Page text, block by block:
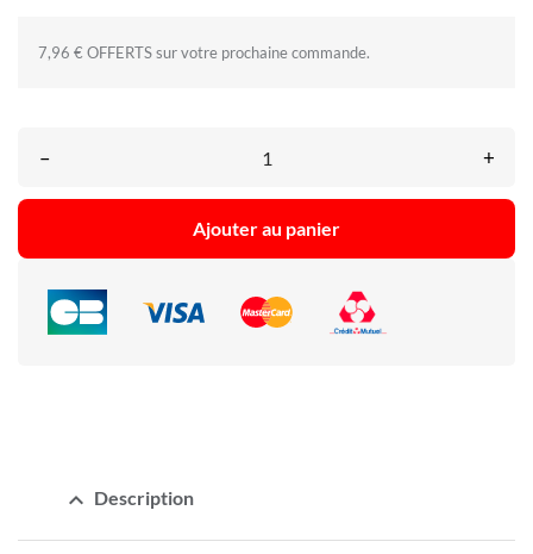
7,96 € OFFERTS sur votre prochaine commande.
– +
Ajouter au panier
expand_less Description